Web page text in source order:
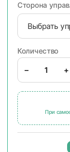
Сторона
Выбрать
Количество
– +
При